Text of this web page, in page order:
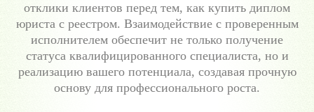
отклики клиентов перед тем, как купить диплом
юриста с реестром. Взаимодействие с проверенным
исполнителем обеспечит не только получение
статуса квалифицированного специалиста, но и
реализацию вашего потенциала, создавая прочную
основу для профессионального роста.